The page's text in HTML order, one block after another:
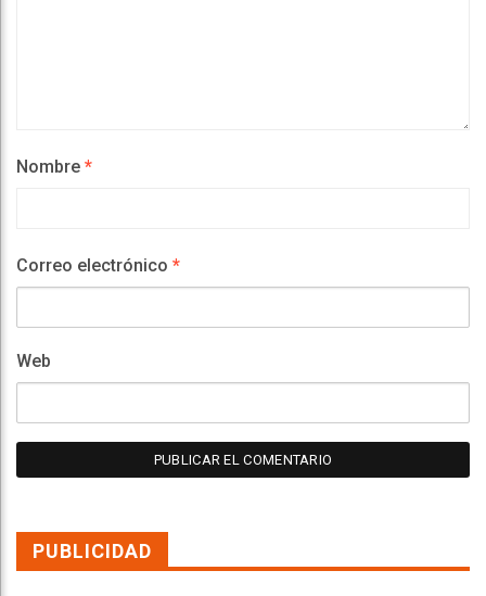
Nombre *
Correo electrónico *
Web
PUBLICIDAD